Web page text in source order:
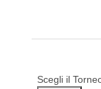
Scegli il